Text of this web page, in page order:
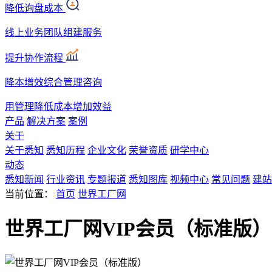
降低询盘成本
线上业务团队组建服务
提升协作流程
降本增效综合管理咨询
用管理降低成本增加效益
产品 解决方案 案例
关于
关于悉知 悉知历程 企业文化 荣誉资质 研学中心
动态
悉知新闻 行业资讯 专题报道 悉知图库 视频中心 常见问题 建
当前位置：
首页 世界工厂网
世界工厂网VIP会员（标准版）